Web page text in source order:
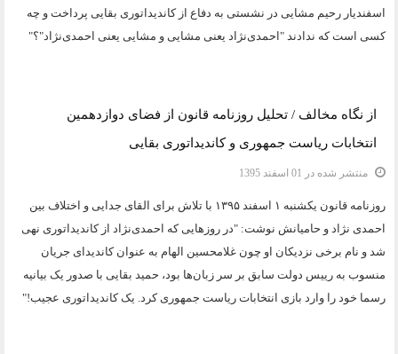
اسفندیار رحیم مشایی در نشستی به دفاع از کاندیداتوری بقایی پرداخت و چه
کسی است که ندادند "احمدی‌نژاد یعنی مشایی و مشایی یعنی احمدی‌نژاد"؟"
دسته:یادداشت و مقاله
از نگاه مخالف / تحلیل روزنامه قانون از فضای دوازدهمین
انتخابات ریاست جمهوری و کاندیداتوری بقایی
منتشر شده در 01 اسفند 1395
روزنامه قانون يکشنبه ۱ اسفند ۱۳۹۵ با تلاش برای القای جدایی و اختلاف بین
احمدی نژاد و حامیانش نوشت: "در روزهایی که احمدی‌نژاد از کاندیداتوری نهی
شد و نام برخی نزدیکان او چون غلامحسین الهام به عنوان کاندیدای جریان
منسوب به رییس دولت سابق بر سر زبان‌ها بود، حمید بقایی با صدور یک بیانیه
رسما خود را وارد بازی انتخابات ریاست جمهوری کرد. یک کاندیداتوری عجیب!"